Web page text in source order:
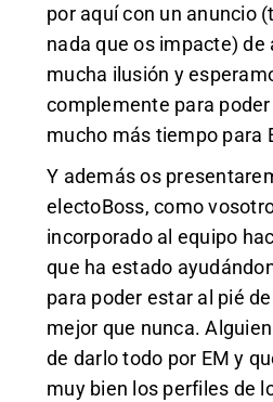
por aquí con un anuncio
nada que os impacte) de
mucha ilusión y
complemente para
mucho más tiempo para
Y además os
electoBoss, como
incorporado al equipo
que ha estado
para poder estar al pié
mejor que nunca.
de darlo todo por EM y
muy bien los perfiles de